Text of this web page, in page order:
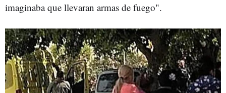
imaginaba que llevaran armas de fuego".